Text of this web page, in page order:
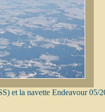
et la navette Endeavour 05/